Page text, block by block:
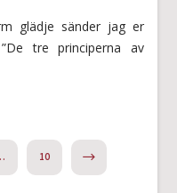
glädje sänder jag er
tre principerna av
10